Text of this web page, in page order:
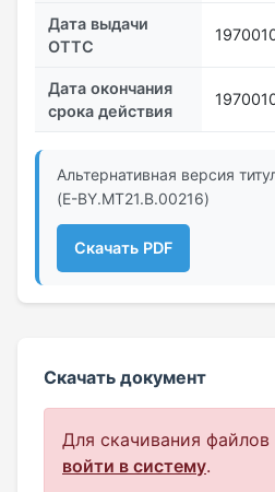
Дата выдачи
ОТТС
Дата окончания
срока действия
Альтернативная версия
(E-BY.MT21.B.00216)
Скачать PDF
Скачать документ
Для скачивания
войти в систему.